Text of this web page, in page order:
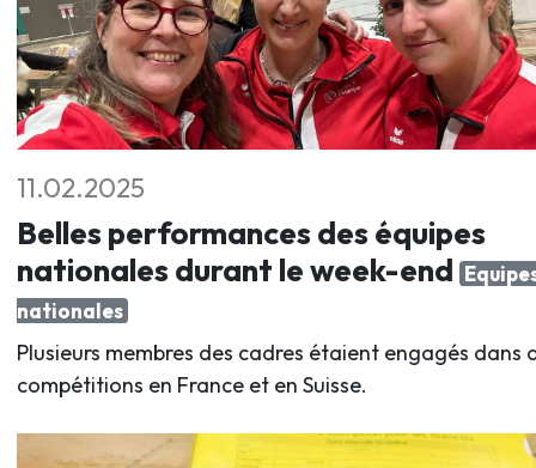
11.02.2025
Belles performances des équipes
nationales durant le week-end
nationales
Plusieurs membres des cadres étaient engagés dans
compétitions en France et en Suisse.